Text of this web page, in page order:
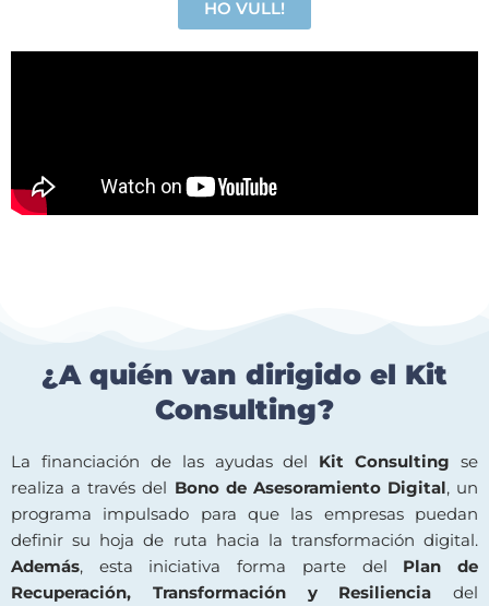
HO VULL!
¿A quién van dirigido el Kit
Consulting?
La financiación de las ayudas del Kit Consulting se
realiza a través del Bono de Asesoramiento Digital, un
programa impulsado para que las empresas puedan
definir su hoja de ruta hacia la transformación digital.
Además, esta iniciativa forma parte del Plan de
Recuperación, Transformación y Resiliencia del